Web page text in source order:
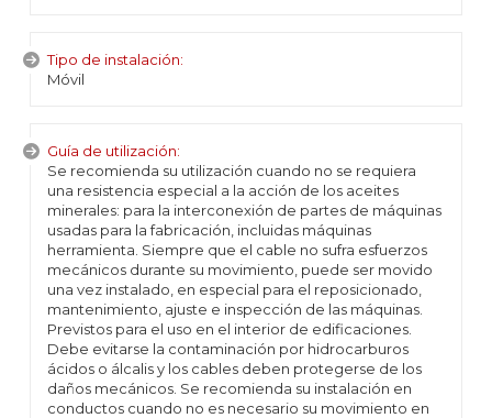
Tipo de instalación:
Móvil
Guía de utilización:
Se recomienda su utilización cuando no se requiera
una resistencia especial a la acción de los aceites
minerales: para la interconexión de partes de máquinas
usadas para la fabricación, incluidas máquinas
herramienta. Siempre que el cable no sufra esfuerzos
mecánicos durante su movimiento, puede ser movido
una vez instalado, en especial para el reposicionado,
mantenimiento, ajuste e inspección de las máquinas.
Previstos para el uso en el interior de edificaciones.
Debe evitarse la contaminación por hidrocarburos
ácidos o álcalis y los cables deben protegerse de los
daños mecánicos. Se recomienda su instalación en
conductos cuando no es necesario su movimiento en